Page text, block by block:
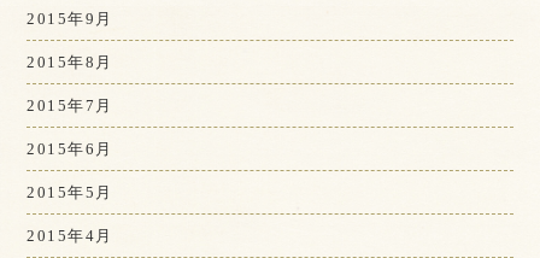
2015年9月
2015年8月
2015年7月
2015年6月
2015年5月
2015年4月